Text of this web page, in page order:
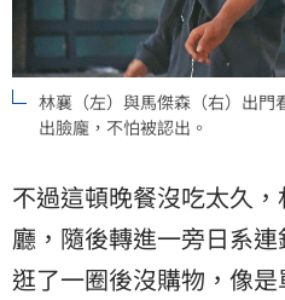
林襄（左）與馬傑森（右）出門
出臉龐，不怕被認出。
不過這頓晚餐沒吃太久
廳，隨後轉進一旁日系
逛了一圈後沒購物，像